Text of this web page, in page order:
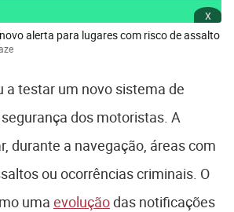
x
alerta para lugares com risco de assalto
a testar um novo sistema de
dos motoristas. A
durante a navegação, áreas com
ou ocorrências criminais. O
uma evoluçãodas notificações